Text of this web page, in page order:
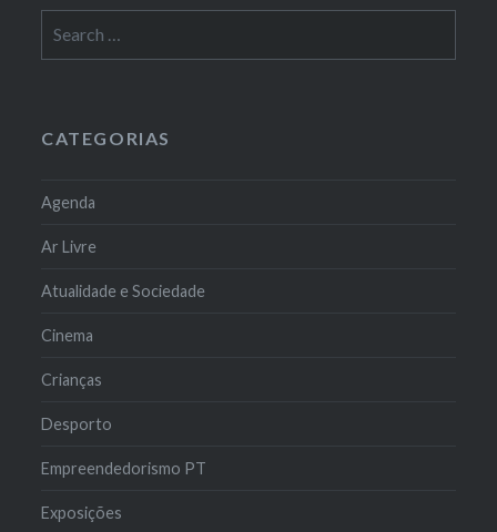
for:
CATEGORIAS
Agenda
Ar Livre
Atualidade e Sociedade
Cinema
Crianças
Desporto
Empreendedorismo PT
Exposições